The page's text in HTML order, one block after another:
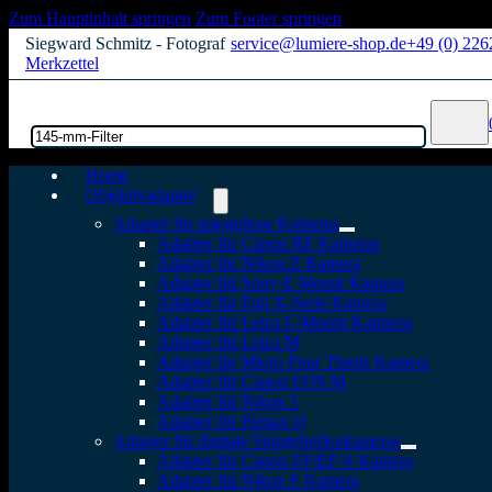
Zum Hauptinhalt springen Zum Footer springen
Siegward Schmitz - Fotograf service@lumiere-shop.de+49 (0)
Merkzettel
Home
Objektivadapter
Adapter für spiegellose Kameras
Adapter für Canon RF Kameras
Adapter für Nikon Z Kamera
Adapter für Sony-E Mount Kamera
Adapter für Fuji X-Serie Kamera
Adapter für Leica L-Mount Kameras
Adapter für Leica M
Adapter für Micro Four Thirds Kamera
Adapter für Canon EOS M
Adapter für Nikon 1
Adapter für Pentax Q
Adapter für digitale Spiegelreflexkameras
Adapter für Canon EF/EF-S Kamera
Adapter für Nikon F Kamera